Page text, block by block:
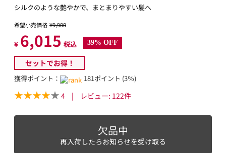
シルクのような艶やかで、まとまりやすい髪へ
希望小売価格 ¥9,900
¥ 6,015 税込 39% OFF
セットでお得！
獲得ポイント： 181ポイント (3％)
4 | レビュー: 122件
欠品中
再入荷したらお知らせを受け取る